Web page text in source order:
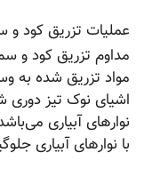
عملیات تزریق کود و سم
مداوم تزریق کود و سم
مواد تزریق شده به
اشیای نوک تیز دوری
نوارهای آبیاری می‌باشد
با نوارهای آبیاری